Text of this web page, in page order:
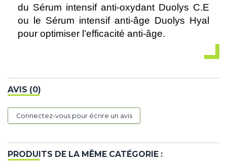
du Sérum intensif anti-oxydant Duolys C.E
ou le Sérum intensif anti-âge Duolys Hyal
pour optimiser l’efficacité anti-âge.
AVIS (0)
Connectez-vous pour écrire un avis
PRODUITS DE LA MÊME CATÉGORIE :